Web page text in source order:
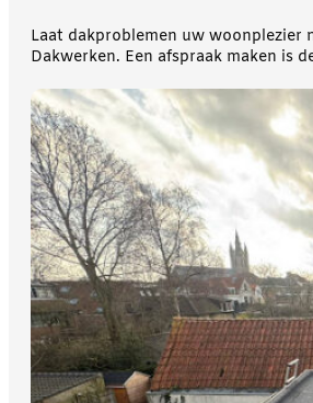
Laat dakproblemen uw
Dakwerken. Een afspraak maken is